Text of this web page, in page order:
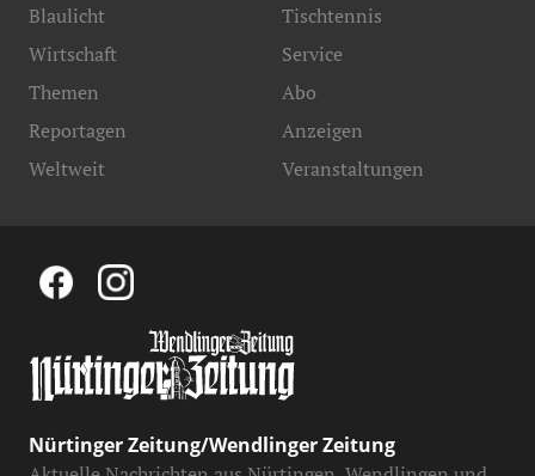
Blaulicht
Tischtennis
Wirtschaft
Themen
Reportagen
Weltweit
Service
Abo
Anzeigen
Veranstaltungen
Nürtinger Zeitung/Wendlinger Zeitung